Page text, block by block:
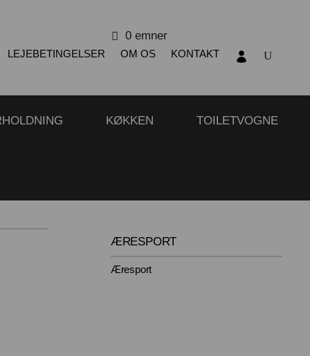
0 emner
LEJEBETINGELSER OM OS KONTAKT
KØKKEN TOILETVOGNE
ÆRESPORT
Æresport